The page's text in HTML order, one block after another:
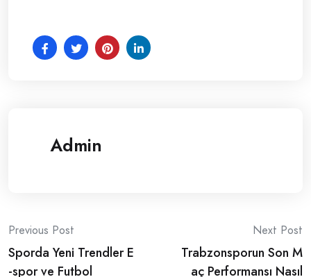
Admin
Post
navigation
Previous Post
Sporda Yeni Trendler E
-spor ve Futbol
Next Post
Trabzonsporun Son M
aç Performansı Nasıl